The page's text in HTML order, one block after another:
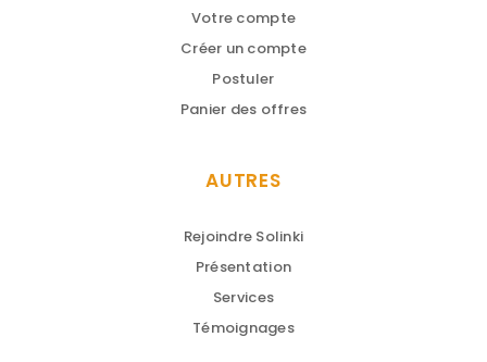
Votre compte
Créer un compte
Postuler
Panier des offres
AUTRES
Rejoindre Solinki
Présentation
Services
Témoignages